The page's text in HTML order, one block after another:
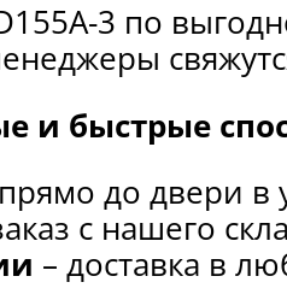
3 по
и быстрые
до двери в
с нашего
– доставка в